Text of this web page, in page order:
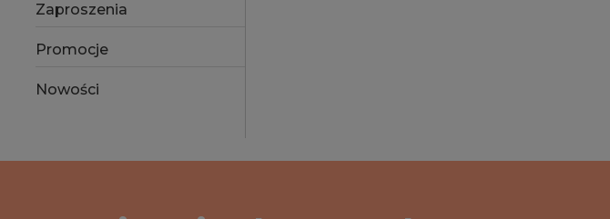
Zaproszenia
Promocje
Nowości